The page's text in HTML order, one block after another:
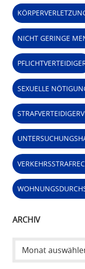
NICHT GERINGE
SEXUELLE
ARCHIV